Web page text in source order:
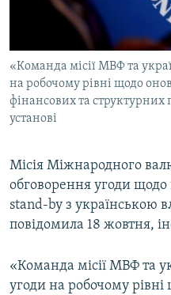
СВІДЧЕННЯ ОКУПАЦІЇ
УКРАЇНСЬКА ПРОБЛЕМА КРИМУ
ІНФОГРАФІКА
Qırımtatar
ДОЛУЧАЙСЯ!
«Команда місії МВФ та
на робочому рівні щодо
фінансових та структурних
установі
Місія Міжнародного
обговорення угоди
stand-by з українською
повідомила 18 жовтня,
«Команда місії МВФ та
угоди на робочому